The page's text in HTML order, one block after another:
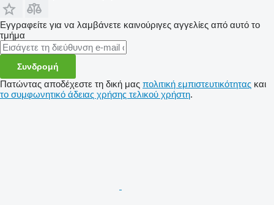
Εγγραφείτε για να λαμβάνετε καινούριγες αγγελίες από αυτό το
τμήμα
Συνδρομή
Πατώντας αποδέχεστε τη δική μας πολιτική εμπιστευτικότητας και
το συμφωνητικό άδειας χρήσης τελικού χρήστη.